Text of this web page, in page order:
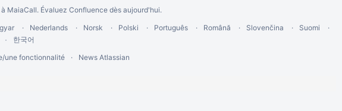
MaiaCall. Évaluez Confluence dès aujourd'hui.
Nederlands Norsk Polski Português Română Slovenčina
Suomi
한국어
une fonctionnalité News Atlassian